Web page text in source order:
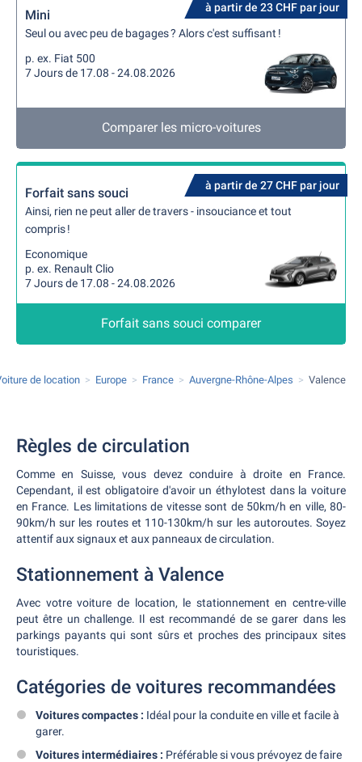
à partir de 23 CHF par jour
Mini
Seul ou avec peu de bagages ? Alors c'est suffisant !
p. ex. Fiat 500
7 Jours de 17.08 - 24.08.2026
Comparer les micro-voitures
à partir de 27 CHF par jour
Forfait sans souci
Ainsi, rien ne peut aller de travers - insouciance et tout
compris !
Economique
p. ex. Renault Clio
7 Jours de 17.08 - 24.08.2026
Forfait sans souci comparer
de location Europe France Auvergne-Rhône-Alpes Valence
Règles de circulation
Comme en Suisse, vous devez conduire à droite en France.
Cependant, il est obligatoire d'avoir un éthylotest dans la voiture
en France. Les limitations de vitesse sont de 50km/h en ville, 80-
90km/h sur les routes et 110-130km/h sur les autoroutes. Soyez
attentif aux signaux et aux panneaux de circulation.
Stationnement à Valence
Avec votre voiture de location, le stationnement en centre-ville
peut être un challenge. Il est recommandé de se garer dans les
parkings payants qui sont sûrs et proches des principaux sites
touristiques.
Catégories de voitures recommandées
Voitures compactes : Idéal pour la conduite en ville et facile à
garer.
Voitures intermédiaires : Préférable si vous prévoyez de faire